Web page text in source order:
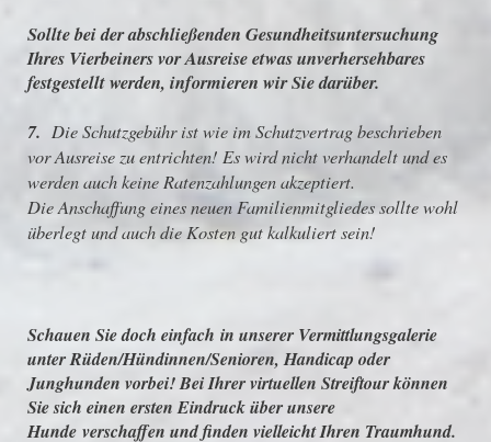
Sollte bei der abschließenden Gesundheitsuntersuchung
Ihres Vierbeiners vor Ausreise etwas unverhersehbares
festgestellt werden, informieren wir Sie darüber.
7. Die Schutzgebühr ist wie im Schutzvertrag beschrieben
vor Ausreise zu entrichten! Es wird nicht verhandelt und es
werden auch keine Ratenzahlungen akzeptiert.
Die Anschaffung eines neuen Familienmitgliedes sollte wohl
überlegt und auch die Kosten gut kalkuliert sein!
Schauen Sie doch einfach in unserer Vermittlungsgalerie
unter Rüden/Hündinnen/Senioren, Handicap oder
Junghunden vorbei! Bei Ihrer virtuellen Streiftour können
Sie sich einen ersten Eindruck über unsere
Hunde verschaffen und finden vielleicht Ihren Traumhund.